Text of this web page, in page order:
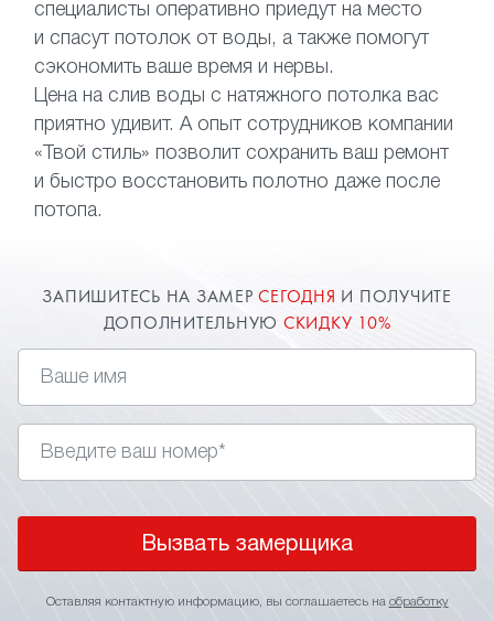
специалисты оперативно приедут на место
и спасут потолок от воды, а также помогут
сэкономить ваше время и нервы.
Цена на слив воды с натяжного потолка вас
приятно удивит. А опыт сотрудников компании
«Твой стиль» позволит сохранить ваш ремонт
и быстро восстановить полотно даже после
потопа.
ЗАПИШИТЕСЬ НА ЗАМЕРСЕГОДНЯ И ПОЛУЧИТЕ
ДОПОЛНИТЕЛЬНУЮ СКИДКУ 10%
Вызвать замерщика
Оставляя контактную информацию, вы соглашаетесь на обработку